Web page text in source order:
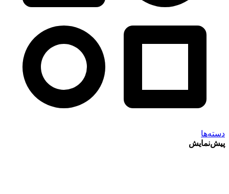
دسته‌ها
پیش‌نمایش